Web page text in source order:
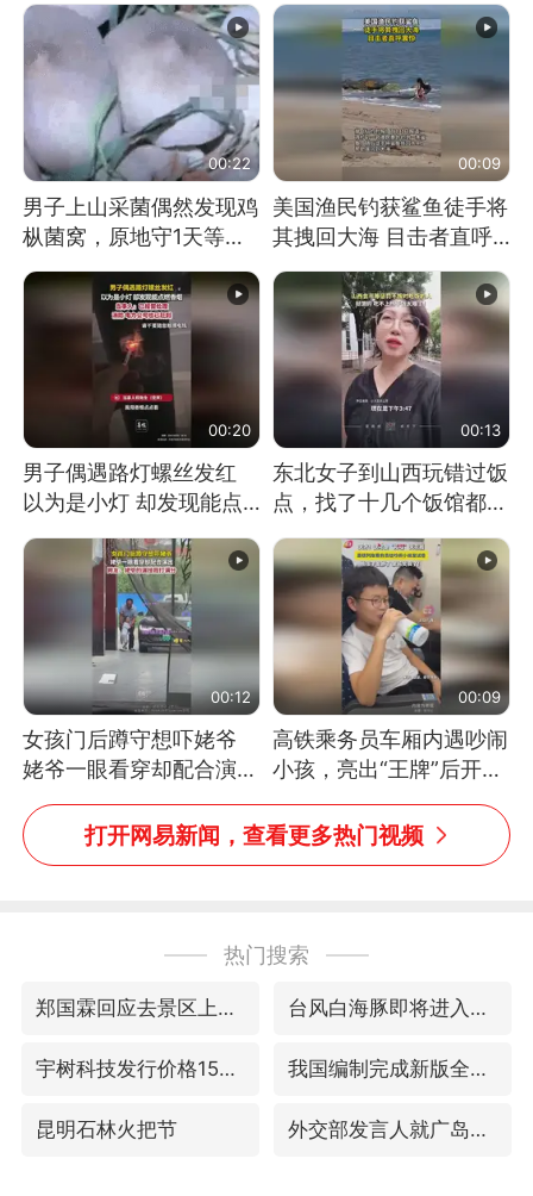
00:22
男子上山采菌偶然发现鸡
枞菌窝，原地守1天等它
长大：挖了140多朵
00:09
美国渔民钓获鲨鱼徒手将
其拽回大海 目击者直呼
震惊 （视频来源：参考
消息）
00:20
男子偶遇路灯螺丝发红
以为是小灯 却发现能点
燃香烟 当事人：已报警
处理
00:13
东北女子到山西玩错过饭
点，找了十几个饭馆都没
开门：午休到几点
00:12
女孩门后蹲守想吓姥爷
姥爷一眼看穿却配合演出
网友：姥爷的演技我打满
分
00:09
高铁乘务员车厢内遇吵闹
小孩，亮出“王牌”后开启
一键静音
打开网易新闻，查看更多热门视频
热门搜索
郑国霖回应去景区上班被保安拦下 台风白海豚即将进入48小时警戒线
宇树科技发行价格150.80元/股 我国编制完成新版全月地质图
昆明石林火把节 外交部发言人就广岛核爆81周年等答记者问